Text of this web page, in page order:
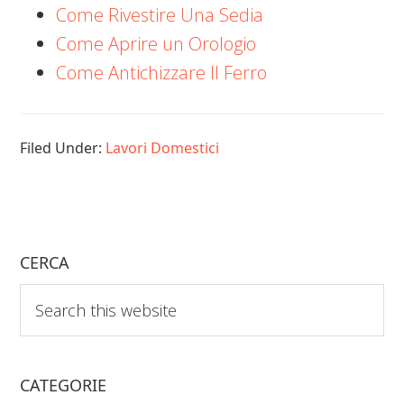
Come Rivestire Una Sedia
Come Aprire un Orologio
Come Antichizzare Il Ferro
Filed Under: Lavori Domestici
CERCA
this
website
CATEGORIE